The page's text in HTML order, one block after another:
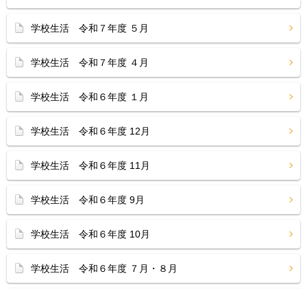
学校生活 令和７年度 ５月
学校生活 令和７年度 ４月
学校生活 令和６年度 １月
学校生活 令和６年度 12月
学校生活 令和６年度 11月
学校生活 令和６年度 9月
学校生活 令和６年度 10月
学校生活 令和６年度 ７月・８月